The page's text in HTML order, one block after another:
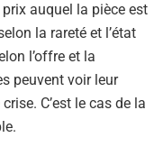
auquel la pièce est
la rareté et l’état
l’offre et la
peuvent voir leur
C’est le cas de la